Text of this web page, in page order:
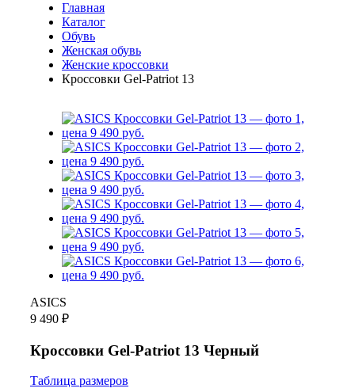
Главная
Каталог
Обувь
Женская обувь
Женские кроссовки
Кроссовки Gel-Patriot 13
ASICS
9 490 ₽
Кроссовки Gel-Patriot 13 Черный
Таблица размеров